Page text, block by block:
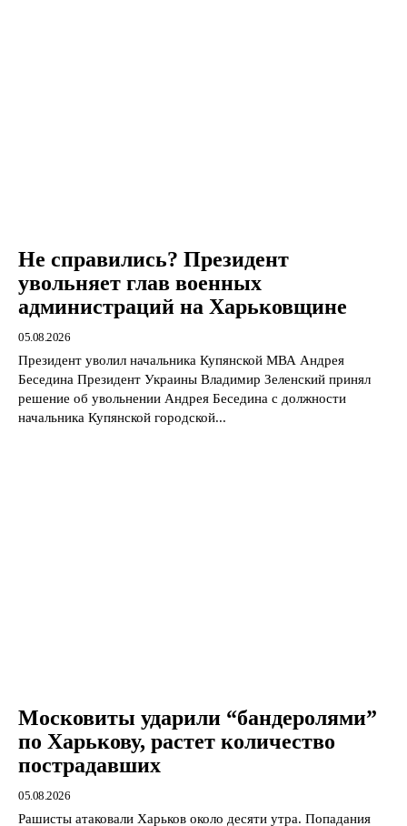
Не справились? Президент
увольняет глав военных
администраций на Харьковщине
05.08.2026
Президент уволил начальника Купянской МВА Андрея
Беседина Президент Украины Владимир Зеленский принял
решение об увольнении Андрея Беседина с должности
начальника Купянской городской...
Московиты ударили “бандеролями”
по Харькову, растет количество
пострадавших
05.08.2026
Рашисты атаковали Харьков около десяти утра. Попадания